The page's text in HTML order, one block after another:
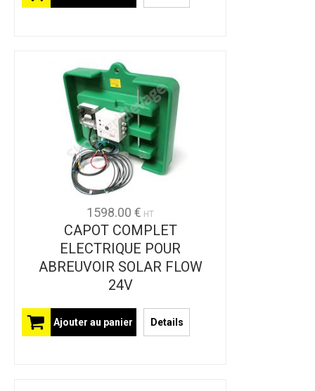
1598.00 € HT
CAPOT COMPLET
ELECTRIQUE POUR
ABREUVOIR SOLAR FLOW
24V
Ajouter au panier Details